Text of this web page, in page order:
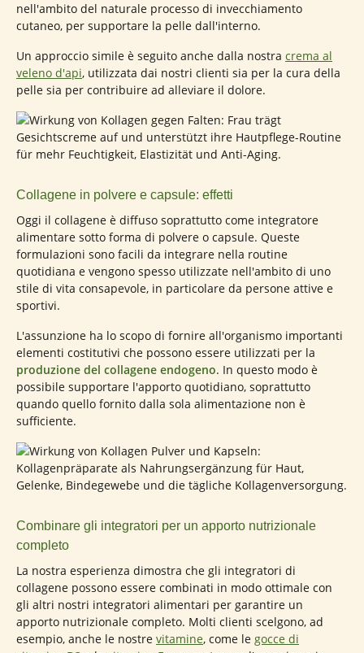
nell'ambito del naturale processo di invecchiamento
cutaneo, per supportare la pelle dall'interno.
Un approccio simile è seguito anche dalla nostra crema al
veleno d'api, utilizzata dai nostri clienti sia per la cura della
pelle sia per contribuire ad alleviare il dolore.
Collagene in polvere e capsule: effetti
Oggi il collagene è diffuso soprattutto come integratore
alimentare sotto forma di polvere o capsule. Queste
formulazioni sono facili da integrare nella routine
quotidiana e vengono spesso utilizzate nell'ambito di uno
stile di vita consapevole, in particolare da persone attive e
sportivi.
L'assunzione ha lo scopo di fornire all'organismo importanti
elementi costitutivi che possono essere utilizzati per la
produzione del collagene endogeno. In questo modo è
possibile supportare l'apporto quotidiano, soprattutto
quando quello fornito dalla sola alimentazione non è
sufficiente.
Combinare gli integratori per un apporto nutrizionale
completo
La nostra esperienza dimostra che gli integratori di
collagene possono essere combinati in modo ottimale con
gli altri nostri integratori alimentari per garantire un
apporto nutrizionale completo. Molti clienti scelgono, ad
esempio, anche le nostre vitamine, come le gocce di